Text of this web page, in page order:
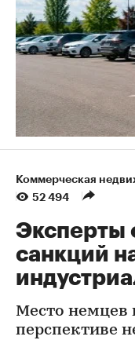
Коммерческая
52 494
Эксперты
санкций
Место немцев
перспективе